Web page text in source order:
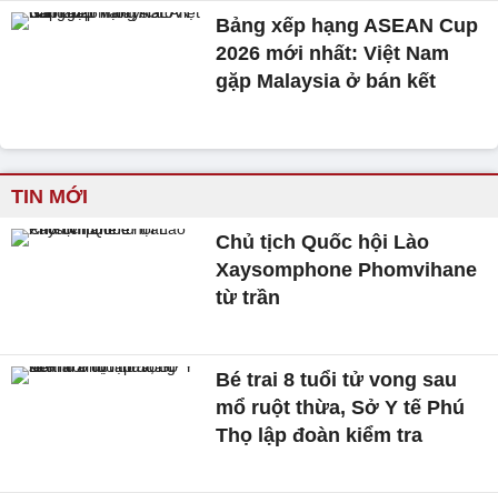
Bảng xếp hạng ASEAN Cup
2026 mới nhất: Việt Nam
gặp Malaysia ở bán kết
TIN MỚI
Chủ tịch Quốc hội Lào
Xaysomphone Phomvihane
từ trần
Bé trai 8 tuổi tử vong sau
mổ ruột thừa, Sở Y tế Phú
Thọ lập đoàn kiểm tra